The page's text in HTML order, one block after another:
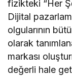
fizikteki “Her
Dijital
olgularının
olarak
markası
değerli hale